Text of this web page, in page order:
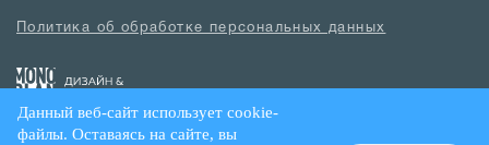
Политика об обработке персональных данных
Данный веб-сайт использует cookie-
файлы. Оставаясь на сайте, вы